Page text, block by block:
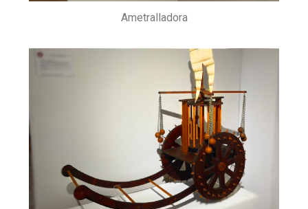
Ametralladora